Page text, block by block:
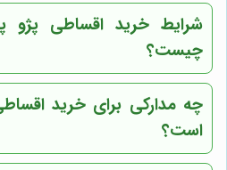
شرایط خرید اقساطی پژو
چیست؟
چه مدارکی برای خرید
است؟